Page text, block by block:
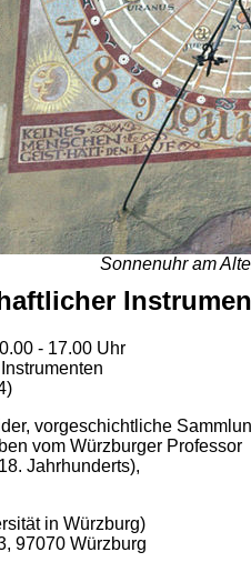
Sonnenuhr am
- 17.00 Uhr
vorgeschichtliche
vom Würzburger Professor
Jahrhunderts),
in Würzburg)
97070 Würzburg